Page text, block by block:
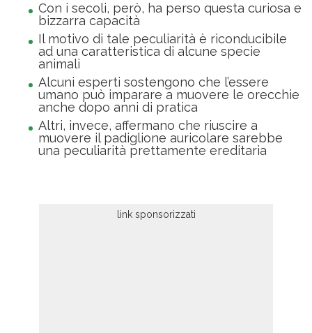
Con i secoli, però, ha perso questa curiosa e
bizzarra capacità
Il motivo di tale peculiarità è riconducibile
ad una caratteristica di alcune specie
animali
Alcuni esperti sostengono che l’essere
umano può imparare a muovere le orecchie
anche dopo anni di pratica
Altri, invece, affermano che riuscire a
muovere il padiglione auricolare sarebbe
una peculiarità prettamente ereditaria